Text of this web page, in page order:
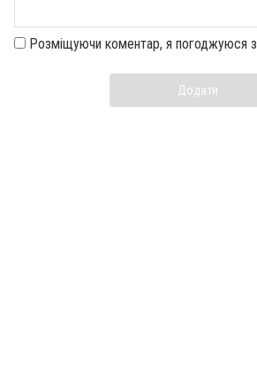
Розміщуючи коментар, я погоджуюся з
Додати